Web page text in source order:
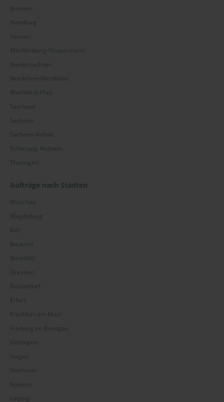
Bremen
Hamburg
Hessen
Mecklenburg-Vorpommern
Niedersachsen
Nordrhein-Westfalen
Rheinland-Pfalz
Saarland
Sachsen
Sachsen-Anhalt
Schleswig-Holstein
Thüringen
Aufträge nach Städten
München
Magdeburg
Kiel
Bautzen
Bielefeld
Dresden
Düsseldorf
Erfurt
Frankfurt am Main
Freiburg im Breisgau
Göttingen
Hagen
Hannover
Koblenz
Leipzig